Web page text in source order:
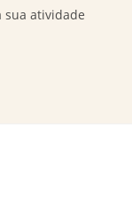
sua atividade